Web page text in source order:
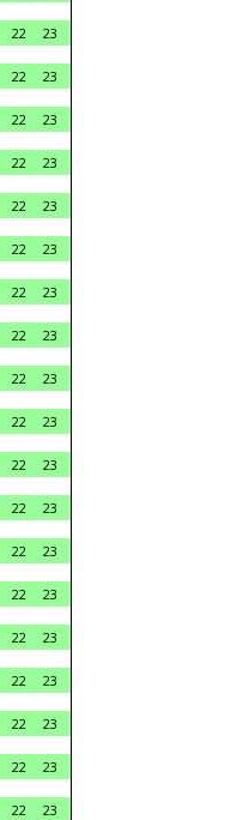
22
23
22
23
22
23
22
23
22
23
22
23
22
23
22
23
22
23
22
23
22
23
22
23
22
23
22
23
22
23
22
23
22
23
22
23
22
23